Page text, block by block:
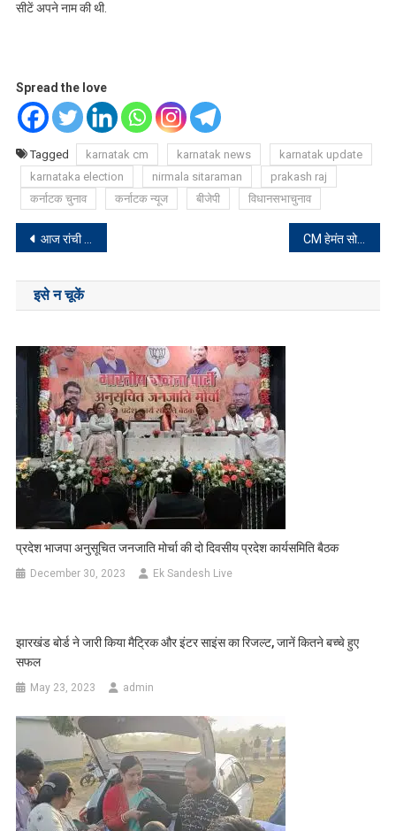
सीटें अपने नाम की थी.
Spread the love
Tagged karnatak cm karnatak news
karnatak update
karnataka election
nirmala sitaraman
prakash raj
कर्नाटक चुनाव
कर्नाटक न्यूज बीजेपी विधानसभाचुनाव
Post
navigation
आज रांची पहुंचेंगे बिहार के मुख्यमंत्री नीतीश कुमार, हेमंत सोरेन से करेंगे मुलाकात CM हेमंत सोरेन राज्य के 113 युवाओं को सौंपेंगे नियुक्ति पत्र
इसे न चूकें
प्रदेश भाजपा अनुसूचित जनजाति मोर्चा की दो दिवसीय प्रदेश कार्यसमिति बैठक
December 30, 2023 Ek Sandesh Live
झारखंड बोर्ड ने जारी किया मैट्रिक और इंटर साइंस का रिजल्ट, जानें कितने बच्चे हुए
सफल
May 23, 2023 admin